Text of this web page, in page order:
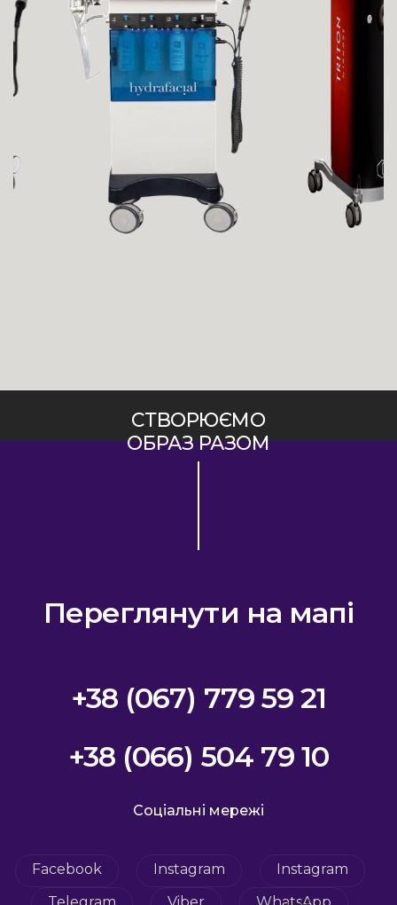
СТВОРЮЄМО
ОБРАЗ РАЗОМ
Переглянути на мапі
+38 (067) 779 59 21
+38 (066) 504 79 10
Соціальні мережі
Facebook Instagram
Instagram